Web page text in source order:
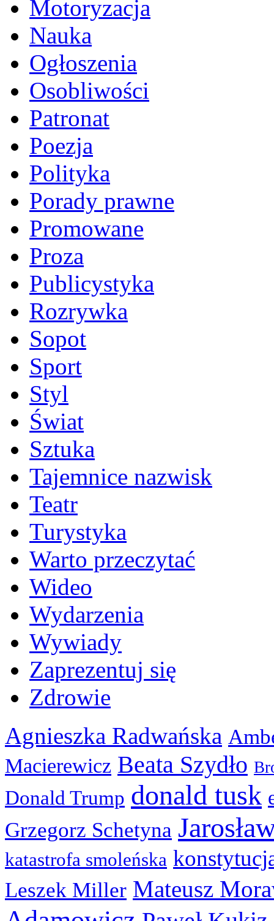
Motoryzacja
Nauka
Ogłoszenia
Osobliwości
Patronat
Poezja
Polityka
Porady prawne
Promowane
Proza
Publicystyka
Rozrywka
Sopot
Sport
Styl
Świat
Sztuka
Tajemnice nazwisk
Teatr
Turystyka
Warto przeczytać
Wideo
Wydarzenia
Wywiady
Zaprezentuj się
Zdrowie
Agnieszka Radwańska
Macierewicz Beata Szydło
Donald Trump donald tusk
Grzegorz Schetyna
katastrofa smoleńska
Leszek Miller Mateusz